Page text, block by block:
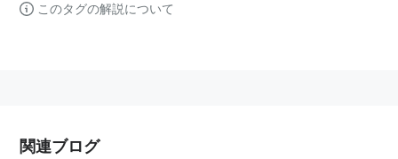
このタグの解説について
関連ブログ